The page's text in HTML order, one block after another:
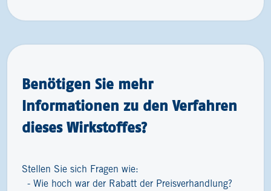
Benötigen Sie mehr
Informationen zu den Verfahren
dieses Wirkstoffes?
Stellen Sie sich Fragen wie:
Wie hoch war der Rabatt der Preisverhandlung?